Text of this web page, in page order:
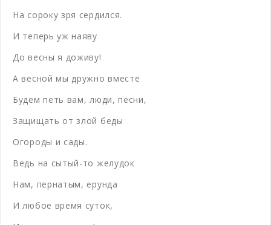
На сороку зря сердился.
И теперь уж наяву
До весны я доживу!
А весной мы дружно вместе
Будем петь вам, люди, песни,
Защищать от злой беды
Огороды и сады.
Ведь на сытый-то желудок
Нам, пернатым, ерунда
И любое время суток,